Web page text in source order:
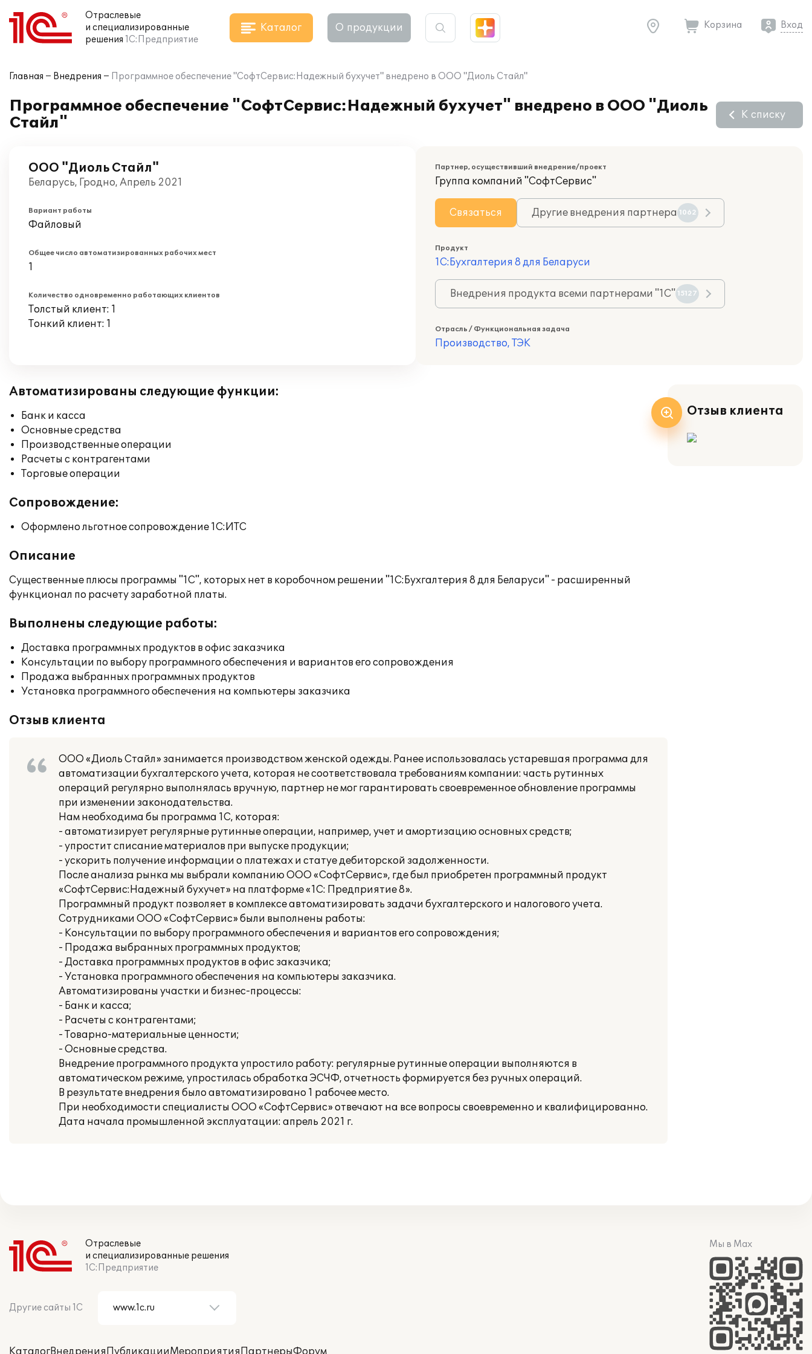
Отраслевые
и специализированные
решения 1С:Предприятие
Каталог О продукции Корзина Вход
Главная Внедрения Программное обеспечение "СофтСервис:Надежный бухучет" внедрено в ООО "Диоль Стайл"
Программное обеспечение "СофтСервис:Надежный бухучет" внедрено в ООО "Диоль
Стайл"
К списку
ООО "Диоль Стайл"
Беларусь, Гродно, Апрель 2021
Вариант работы
Файловый
Общее число автоматизированных рабочих мест
1
Количество одновременно работающих клиентов
Толстый клиент: 1
Тонкий клиент: 1
Партнер, осуществивший внедрение/проект
Группа компаний "СофтСервис"
Связаться Другие внедрения партнера 1062
Продукт
1С:Бухгалтерия 8 для Беларуси
Внедрения продукта всеми партнерами "1С" 15127
Отрасль / Функциональная задача
Производство, ТЭК
Автоматизированы следующие функции:
Банк и касса
Основные средства
Производственные операции
Расчеты с контрагентами
Торговые операции
Сопровождение:
Оформлено льготное сопровождение 1С:ИТС
Описание
Существенные плюсы программы "1С", которых нет в коробочном решении "1С:Бухгалтерия 8 для Беларуси" - расширенный
функционал по расчету заработной платы.
Выполнены следующие работы:
Доставка программных продуктов в офис заказчика
Консультации по выбору программного обеспечения и вариантов его сопровождения
Продажа выбранных программных продуктов
Установка программного обеспечения на компьютеры заказчика
Отзыв клиента
ООО «Диоль Стайл» занимается производством женской одежды. Ранее использовалась устаревшая программа для
автоматизации бухгалтерского учета, которая не соответствовала требованиям компании: часть рутинных
операций регулярно выполнялась вручную, партнер не мог гарантировать своевременное обновление программы
при изменении законодательства.
Нам необходима бы программа 1C, которая:
- автоматизирует регулярные рутинные операции, например, учет и амортизацию основных средств;
- упростит списание материалов при выпуске продукции;
- ускорить получение информации о платежах и статуе дебиторской задолженности.
После анализа рынка мы выбрали компанию ООО «СофтСервис», где был приобретен программный продукт
«СофтСервис:Надежный бухучет» на платформе «1С: Предприятие 8».
Программный продукт позволяет в комплексе автоматизировать задачи бухгалтерского и налогового учета.
Сотрудниками ООО «СофтСервис» были выполнены работы:
- Консультации по выбору программного обеспечения и вариантов его сопровождения;
- Продажа выбранных программных продуктов;
- Доставка программных продуктов в офис заказчика;
- Установка программного обеспечения на компьютеры заказчика.
Автоматизированы участки и бизнес-процессы:
- Банк и касса;
- Расчеты с контрагентами;
- Товарно-материальные ценности;
- Основные средства.
Внедрение программного продукта упростило работу: регулярные рутинные операции выполняются в
автоматическом режиме, упростилась обработка ЭСЧФ, отчетность формируется без ручных операций.
В результате внедрения было автоматизировано 1 рабочее место.
При необходимости специалисты ООО «СофтСервис» отвечают на все вопросы своевременно и квалифицированно.
Дата начала промышленной эксплуатации: апрель 2021 г.
Отзыв клиента
Отраслевые
и специализированные решения
1С:Предприятие
Другие сайты 1С
КаталогВнедрения ПубликацииМероприятия ПартнерыФорум
Мы в Max